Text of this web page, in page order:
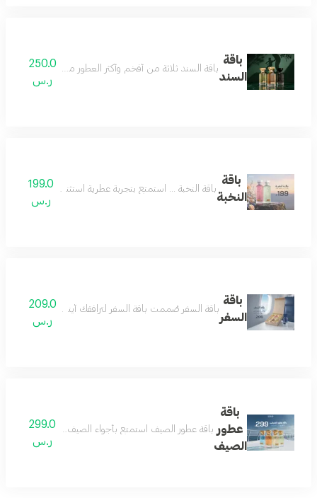
باقة
السند
باقة السند ثلاثة من أفخم وأكثر العطور مبيعاً، جُمعت
250.0
ر.س
باقة
النخبة
باقة النخبة ... استمتع بتجربة عطرية استثنائية مع باقة النخبة، عطرين بحجم 160 مل من مجموعتنا المميزة بسعر خاص. فرصة رائعة للاستمتاع
199.0
ر.س
باقة
السفر
باقة السفر صُممت باقة السفر لترافقك أينما كنت، حيث
209.0
ر.س
باقة
عطور
الصيف
باقة عطور الصيف استمتع بأجواء الصيف المنعشة مع باقة
299.0
ر.س